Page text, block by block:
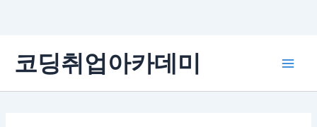
로
코딩취업아카데미